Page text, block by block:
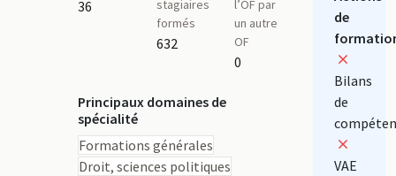
36
stagiaires
formés
632
l’OF par
un autre
OF
0
Principaux domaines de
spécialité
Formations générales
Droit, sciences politiques
de
Bilans
de
VAE